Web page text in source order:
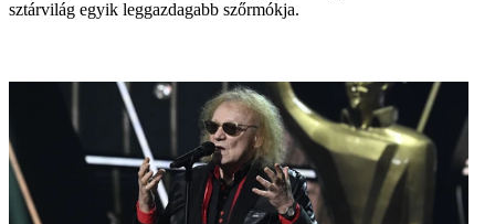
sztárvilág egyik leggazdagabb szőrmókja.